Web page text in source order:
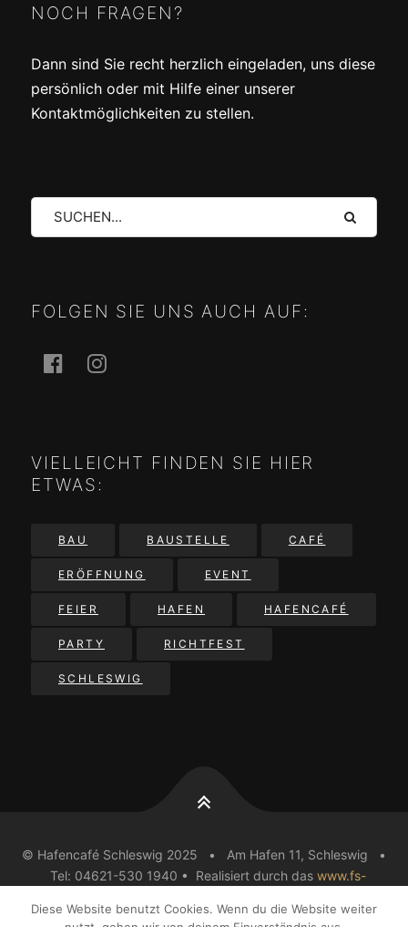
NOCH FRAGEN?
Dann sind Sie recht herzlich eingeladen, uns diese
persönlich oder mit Hilfe einer unserer
Kontaktmöglichkeiten zu stellen.
Suche
FOLGEN SIE UNS AUCH AUF:
FacebookInstagram
VIELLEICHT FINDEN SIE HIER
ETWAS:
BAU BAUSTELLE CAFÉ
ERÖFFNUNG EVENT
FEIER HAFEN HAFENCAFÉ
PARTY RICHTFEST
SCHLESWIG
© Hafencafé Schleswig 2025 • Am Hafen 11, Schleswig •
Tel: 04621-530 1940 • Realisiert durch das www.fs-
Diese Website benutzt Cookies. Wenn du die Website weiter